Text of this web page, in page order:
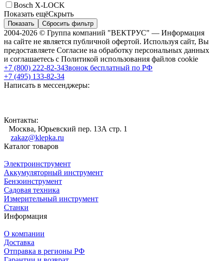
Bosch X-LOCK
Показать ещёСкрыть
Показать Сбросить фильтр
2004-2026 © Группа компаний "ВЕКТРУС" — Информация
на сайте не является публичной офертой. Используя сайт, Вы
предоставляете Согласие на обработку персональных данных
и соглашаетесь с Политикой использования файлов cookie
+7 (800) 222-82-34Звонок бесплатный по РФ
+7 (495) 133-82-34
Написать в мессенджеры:
Контакты:
Москва, Юрьевский пер. 13А стр. 1
zakaz@klepka.ru
Каталог товаров
Электроинструмент
Аккумуляторный инструмент
Бензоинструмент
Садовая техника
Измерительный инструмент
Станки
Информация
О компании
Доставка
Отправка в регионы РФ